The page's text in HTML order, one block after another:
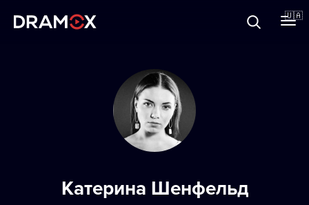
🇺🇦
Зареєструватися
Катерина Шенфельд